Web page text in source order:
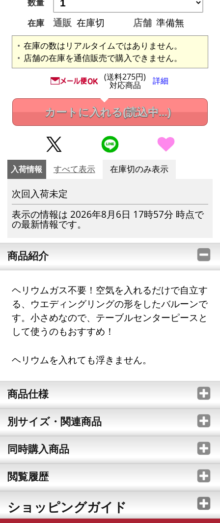
数量
在庫
通販 在庫切 店舗 準備無
在庫の数はリアルタイムではありません。
店舗の在庫を通信販売で購入できません。
(送料275円)
対応商品 詳細
カートに入れる(読込中...)
入荷情報 すべて表示 在庫切のみ表示
次回入荷未定
表示の情報は 2026年8月6日 17時57分 時点で
の最新情報です。
商品紹介
ヘリウムガス不要！空気を入れるだけで自立す
る、ウエディングリングの形をしたバルーンで
す。小さめなので、テーブルセンターピースと
して使うのもおすすめ！
ヘリウムを入れても浮きません。
商品仕様
別サイズ・関連商品
同時購入商品
閲覧履歴
ショッピングガイド